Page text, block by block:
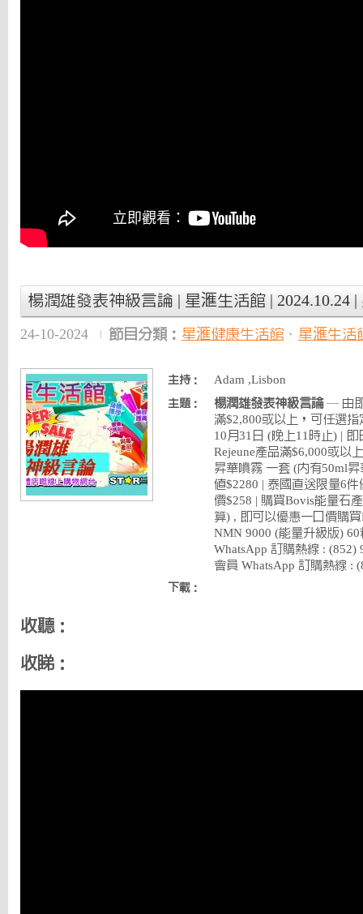
楊潤雄發表神級言論 | 星滙生活館 | 2024.10.24 |
24-10-2024 節目分類： 星滙健康生活館、 星滙生活
主持： Adam ,Lisbon
主題： 楊潤雄發表神級言論— 由即
滿$2,800或以上，可任選
10月31日 (晚上11時止) |
Rejeune產品滿$6,000或以
昇華噴霧 一套 (內有50ml
值$2280 | 泰國直送限量6
價$258 | 購買Bovis能量石
算) , 即可以優惠一口價購
NMN 9000 (能量升級版)
WhatsApp 訂購熱線 : (852)
會員 WhatsApp 訂購熱線 :
下載：
收聽：
收睇：